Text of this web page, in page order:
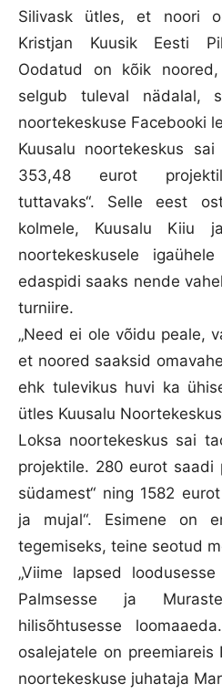
Silivask ütles, et noori
Kristjan Kuusik Eesti
Oodatud on kõik
selgub tuleval nädalal,
noortekeskuse Facebooki
Kuusalu noortekeskus
353,48 eurot
tuttavaks“. Selle eest
kolmele, Kuusalu Kiiu
noortekeskusele
edaspidi saaks nende
turniire.
„Need ei ole võidu peale,
et noored saaksid
ehk tulevikus huvi ka
ütles Kuusalu
Loksa noortekeskus sai
projektile. 280 eurot saadi
südamest“ ning 1582
ja mujal“. Esimene on
tegemiseks, teine seotud
„Viime lapsed
Palmsesse ja
hilisõhtusesse
osalejatele on preemiareis
noortekeskuse juhataja